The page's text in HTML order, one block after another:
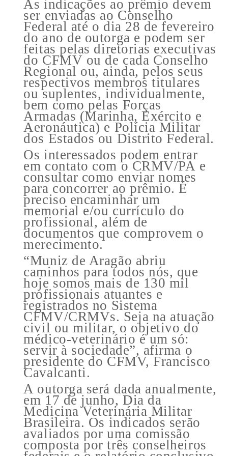
As indicações ao prêmio devem
ser enviadas ao Conselho
Federal até o dia 28 de fevereiro
do ano de outorga e podem ser
feitas pelas diretorias executivas
do CFMV ou de cada Conselho
Regional ou, ainda, pelos seus
respectivos membros titulares
ou suplentes, individualmente,
bem como pelas Forças
Armadas (Marinha, Exército e
Aeronáutica) e Polícia Militar
dos Estados ou Distrito Federal.
Os interessados podem entrar
em contato com o CRMV/PA e
consultar como enviar nomes
para concorrer ao prêmio. É
preciso encaminhar um
memorial e/ou currículo do
profissional, além de
documentos que comprovem o
merecimento.
“Muniz de Aragão abriu
caminhos para todos nós, que
hoje somos mais de 130 mil
profissionais atuantes e
registrados no Sistema
CFMV/CRMVs. Seja na atuação
civil ou militar, o objetivo do
médico-veterinário é um só:
servir à sociedade”, afirma o
presidente do CFMV, Francisco
Cavalcanti.
A outorga será dada anualmente,
em 17 de junho, Dia da
Medicina Veterinária Militar
Brasileira. Os indicados serão
avaliados por uma comissão
composta por três conselheiros